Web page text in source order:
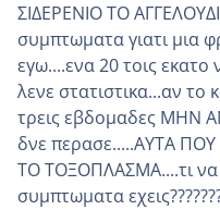
ΣΙΔΕΡΕΝΙΟ ΤΟ
συμπτωματα γιατι μια
εγω....ενα 20 τοις
λενε στατιστικα...αν το
τρεις εβδομαδες ΜΗΝ
δνε περασε.....ΑΥΤΑ ΠΟΥ
ΤΟ ΤΟΞΟΠΛΑΣΜΑ....τι να
συμπτωματα